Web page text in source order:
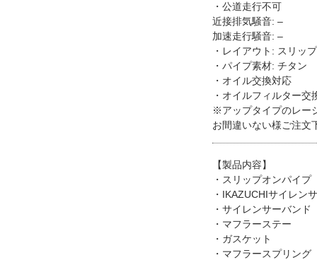
・公道走行不可
近接排気騒音: –
加速走行騒音: –
・レイアウト: スリッ
・パイプ素材: チタン
・オイル交換対応
・オイルフィルター交
※アップタイプのレー
お間違いない様ご注文
【製品内容】
・スリップオンパイプ
・IKAZUCHIサイレン
・サイレンサーバンド
・マフラーステー
・ガスケット
・マフラースプリング